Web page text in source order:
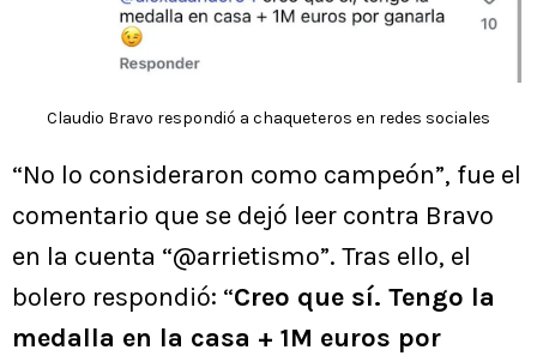
Claudio Bravo respondió a chaqueteros en redes sociales
“No lo consideraron como campeón”, fue el
comentario que se dejó leer contra Bravo
en la cuenta “@arrietismo”. Tras ello, el
bolero respondió: “Creo que sí. Tengo la
medalla en la casa + 1M euros por